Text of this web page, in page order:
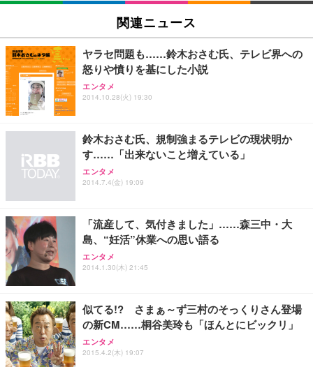
[EdoErgo] オフィスチェア 椅子 テレワーク 疲れな
い 跳ね上げ式アームレスト コンパクト 約105度ロッ
キング pc 事務椅子 360度回転 座面昇降 強化ナイロ
ン樹脂ベース 通気性メッシュ 在宅ワーク H-WY01
(黒網+黒枠+黒足)
￥5,699
SIHOO B100 オフィスチェア／デスクチェア メッシ
Sezlife オフィスチェア デスクチェア 疲れない テレ
ワーク チェア 強化バックレスト 30度ロッキング機
ョン PCチェア 通気性メッシュ ゲーミング/勉強/事
務用 おしゃれ パソコンチェア (ブラック)
￥7,680
Sezlife オフィスチェア デスクチェア 疲れない テレ
ワーク チェア 強化バックレスト 30度ロッキング機
ョン PCチェア 通気性メッシュ ゲーミング/勉強/事
務用 おしゃれ パソコンチェア (ホワイト)
ANDWINT オフィスチェア デスクチェア 肘なし メ
ッシュ 通気性 ランバーサポート付き 腰サポート ガ
ス圧無段階昇降 360度回転 キャスター付き コンパク
EIZO ビジネス向けプレミアムモニター | FlexScan
EV3240X-WT | 31.5型4K UHD・USB Type-C・ホワ
￥105,595
EIZO ビジネス向けプレミアムモニター | FlexScan
EV2740X-WT | 27.0型4K UHD・USB Type-C・ホワ
￥109,572
【純正品】27"ゲーミングモニター DualSense 充電
フック付き（CFI-ZDM1J）
【整備済み品】Dell E2724HS 27インチ 液晶モニタ
ー フルHD（1920×1080）VA 非光沢 HDMI/DisplayP
【MiniLED/24.5inch/280Hz/FHD】GRAPHT THE S
HOOTER Gaming Monitor 24” Essential ゲーミン
グモニター QD 24.5インチ 1ms FHD 量子ドット 残
Amazonベーシック ペットシーツ 薄型 レギュラー 1
回使い捨て 無香料 ホワイト 300枚
￥3,373
Amazonベーシック ペットシーツ 厚型 ワイド 42枚
ネオ・ルーライフ ネオ・オムツ L 中型犬用 26枚入
Smart Basic(スマートベーシック) 【Amazon.co.jp
限定】 Smart Basic アイリスオーヤマ ペットシーツ
アイリスオーヤマ ペットシーツ 超厚型 お徳用 レギ
ュラー 200枚入【Amazon.co.jp限定】
関連ニュース
ヤラセ問題も……鈴木おさむ氏、テレビ界への
怒りや憤りを基にした小説
エンタメ
2014.10.28(火) 19:30
鈴木おさむ氏、規制強まるテレビの現状明か
す……「出来ないこと増えている」
エンタメ
2014.7.4(金) 19:09
「流産して、気付きました」……森三中・大
島、“妊活”休業への思い語る
エンタメ
2014.1.30(木) 21:45
似てる!? さまぁ～ず三村のそっくりさん登場
の新CM……桐谷美玲も「ほんとにビックリ」
エンタメ
2015.4.2(木) 19:07